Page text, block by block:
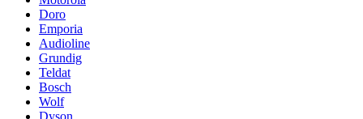
Doro
Emporia
Audioline
Grundig
Teldat
Bosch
Wolf
Dyson